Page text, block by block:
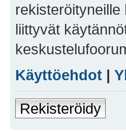
liittyvät
Käyttöehdot |
Rekisteröidy